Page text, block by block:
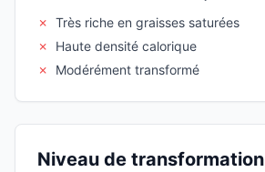
✗ Très riche en graisses saturées
✗
Haute densité calorique
✗
Modérément transformé
Niveau de transformation